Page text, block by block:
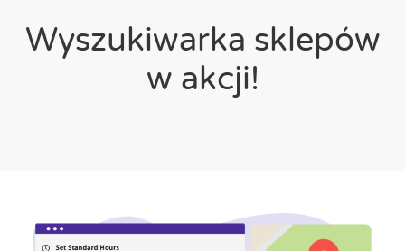
Wyszukiwarka sklepów
w akcji!